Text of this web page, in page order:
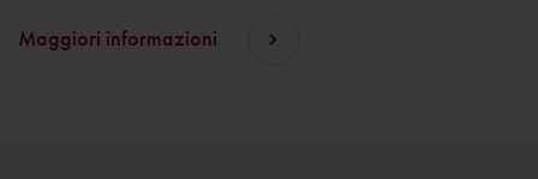
Maggiori informazioni